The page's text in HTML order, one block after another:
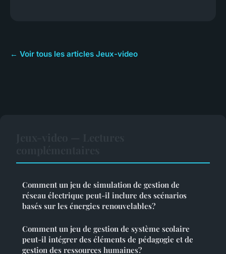
← Voir tous les articles Jeux-video
Comment un jeu de simulation de gestion de
réseau électrique peut-il inclure des scénarios
basés sur les énergies renouvelables?
Comment un jeu de gestion de système scolaire
peut-il intégrer des éléments de pédagogie et de
gestion des ressources humaines?